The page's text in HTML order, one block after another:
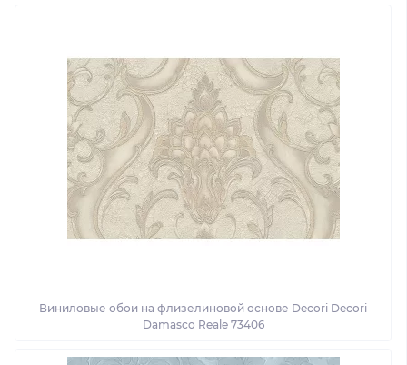
Виниловые обои на флизелиновой основе Decori Decori
Damasco Reale 73406